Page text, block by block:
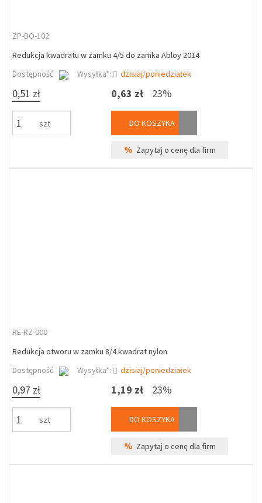
ZP-BO-102
Redukcja kwadratu w zamku 4/5 do zamka Abloy 2014
Dostępność
Wysyłka*: dzisiaj/poniedziałek
0,51 zł
szt
0,63 zł 23%
DO KOSZYKA
% Zapytaj o cenę dla firm
RE-RZ-000
Redukcja otworu w zamku 8/4 kwadrat nylon
Dostępność
Wysyłka*: dzisiaj/poniedziałek
0,97 zł
szt
1,19 zł 23%
DO KOSZYKA
% Zapytaj o cenę dla firm